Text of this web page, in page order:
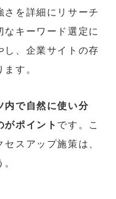
さを詳細にリサーチ
キーワード選定に
し、企業サイトの存
す。
内で自然に使い分
がポイント です。こ
スアップ施策は、